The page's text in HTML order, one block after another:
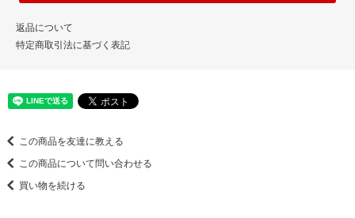
返品について
特定商取引法に基づく表記
この商品を友達に教える
この商品について問い合わせる
買い物を続ける